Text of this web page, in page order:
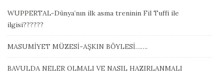
WUPPERTAL-Dünya’nın ilk asma treninin Fil Tuffi ile
ilgisi??????
MASUMİYET MÜZESİ-AŞKIN BÖYLESİ…….
BAVULDA NELER OLMALI VE NASIL HAZIRLANMALI